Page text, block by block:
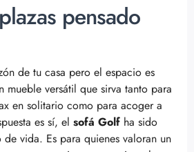
pensado
de tu casa pero el espacio es
mueble versátil que sirva tanto para
en solitario como para acoger a
es sí, el sofá Golf ha sido
vida. Es para quienes valoran un